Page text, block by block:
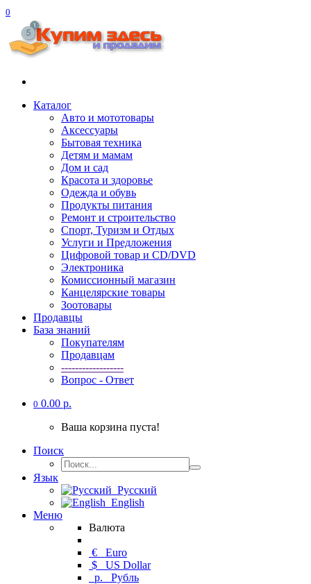
0
Каталог
Авто и мототовары
Акcессуары
Бытовая техника
Детям и мамам
Дом и сад
Красота и здоровье
Одежда и обувь
Продукты питания
Ремонт и строительство
Спорт, Туризм и Отдых
Услуги и Предложения
Цифровой товар и CD/DVD
Электроника
Комиссионный магазин
Канцелярские товары
Зоотовары
Продавцы
База знаний
Покупателям
Продавцам
------------------
Вопрос - Ответ
0 0.00 р.
Ваша корзина пуста!
Поиск
Язык
Русский
English
Меню
Валюта
€ Euro
$ US Dollar
р. Рубль